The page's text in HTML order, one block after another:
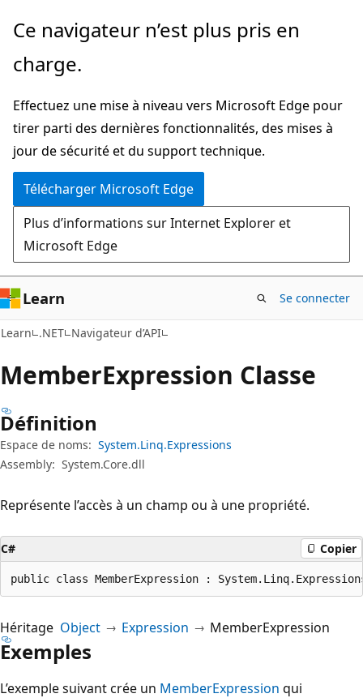
Passer
directement
au
principal
Passer
la
dans
la
page
Ce navigateur n’est plus pris en
charge.
Effectuez une mise à niveau vers Microsoft Edge pour
tirer parti des dernières fonctionnalités, des mises à
jour de sécurité et du support technique.
Télécharger Microsoft Edge
Plus d’informations sur Internet Explorer et
Microsoft Edge
Learn Se connecter
Learn .NET Navigateur d’API
MemberExpression Classe
Définition
Espace de noms: System.Linq.Expressions
Assembly: System.Core.dll
Représente l’accès à un champ ou à une propriété.
C# Copier
public class MemberExpression :
Héritage Object Expression MemberExpression
Exemples
L’exemple suivant crée un MemberExpression qui